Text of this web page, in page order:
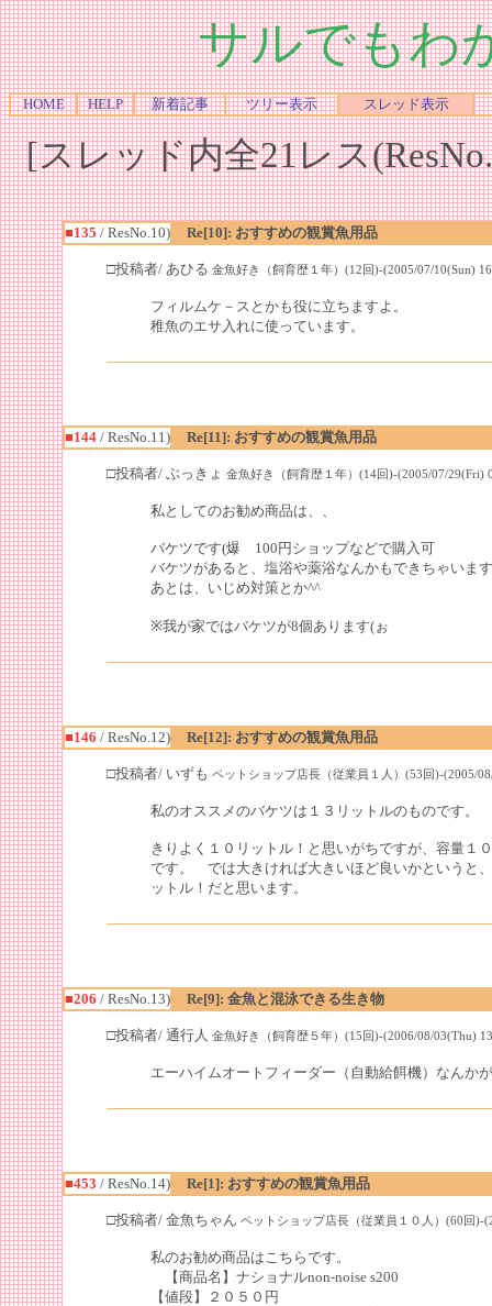
サルでもわ
HOME HELP 新着記事 ツリー表示 スレッド表示
[スレッド内全21レス
■135 / ResNo.10) Re[10]: おすすめの観賞魚用品
□投稿者/ あひる 金魚好き（飼育歴１年）(12回)-(2005/07/10(Sun)
フィルムケ－スとかも役に立ちますよ。
稚魚のエサ入れに使っています。
■144/ ResNo.11) Re[11]: おすすめの観賞魚用品
□投稿者/ ぶっきょ 金魚好き（飼育歴１年）(14回)-(2005/07/29(Fri)
私としてのお勧め商品は、、
バケツです(爆 100円ショップなどで購入可
バケツがあると、塩浴や薬浴なんかもできちゃいま
あとは、いじめ対策とか^^
※我が家ではバケツが8個あります(ぉ
■146 / ResNo.12) Re[12]: おすすめの観賞魚用品
□投稿者/ いずも ペットショップ店長（従業員１人）(53回)-(2005/
私のオススメのバケツは１３リットルのものです。
きりよく１０リットル！と思いがちですが、容量１
です。 では大きければ大きいほど良いかというと
ットル！だと思います。
■206 / ResNo.13) Re[9]: 金魚と混泳できる生き物
□投稿者/ 通行人 金魚好き（飼育歴５年）(15回)-(2006/08/03(Thu)
エーハイムオートフィーダー（自動給餌機）なんか
■453 / ResNo.14) Re[1]: おすすめの観賞魚用品
□投稿者/ 金魚ちゃん ペットショップ店長（従業員１０人）(60回)-
私のお勧め商品はこちらです。
【商品名】ナショナルnon-noise s200
【値段】２０５０円